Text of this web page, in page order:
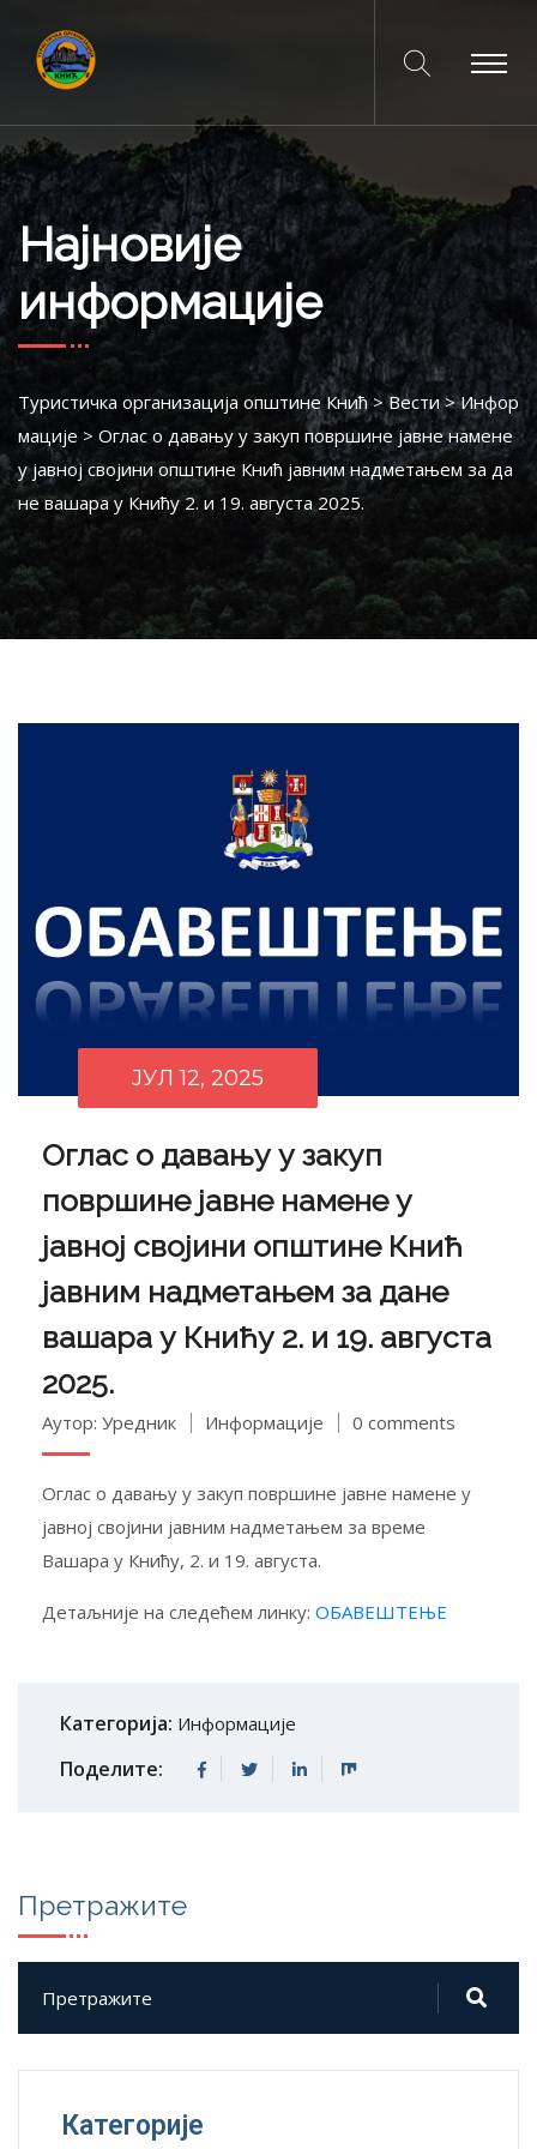
Најновије
информације
Туристичка организација општине Кнић>Вести>Инфор
мације > Оглас о давању у закуп површине јавне намене
у јавној својини општине Кнић јавним надметањем за да
не вашара у Книћу 2. и 19. августа 2025.
ЈУЛ 12, 2025
Оглас о давању у закуп
површине јавне намене у
јавној својини општине Кнић
јавним надметањем за дане
вашара у Книћу 2. и 19. августа
2025.
Аутор: Уредник Информације 0 comments
Оглас о давању у закуп површине јавне намене у
јавној својини јавним надметањем за време
Вашара у Книћу, 2. и 19. августа.
Детаљније на следећем линку: ОБАВЕШТЕЊЕ
Категорија: Информације
Поделите:
Претражите
Категорије